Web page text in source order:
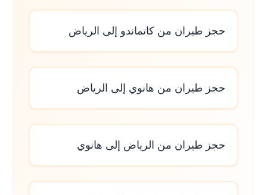
حجز طيران من كاتماندو إلى الرياض
حجز طيران من هانوي إلى الرياض
حجز طيران من الرياض إلى هانوي